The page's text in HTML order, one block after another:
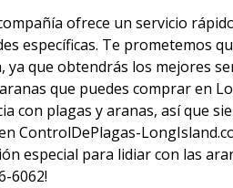
ofrece un servicio
específicas. Te prometemos
ya que obtendrás los mejores
que puedes comprar en
con plagas y aranas, así que
ControlDePlagas-
especial para lidiar con las
6062!